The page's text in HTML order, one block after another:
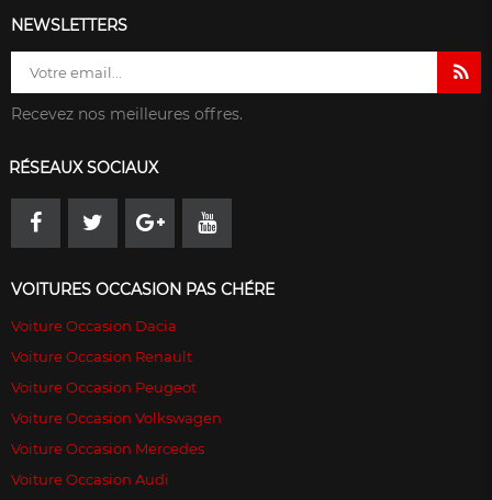
NEWSLETTERS
Recevez nos meilleures offres.
RÉSEAUX SOCIAUX
VOITURES OCCASION PAS CHÉRE
Voiture Occasion Dacia
Voiture Occasion Renault
Voiture Occasion Peugeot
Voiture Occasion Volkswagen
Voiture Occasion Mercedes
Voiture Occasion Audi